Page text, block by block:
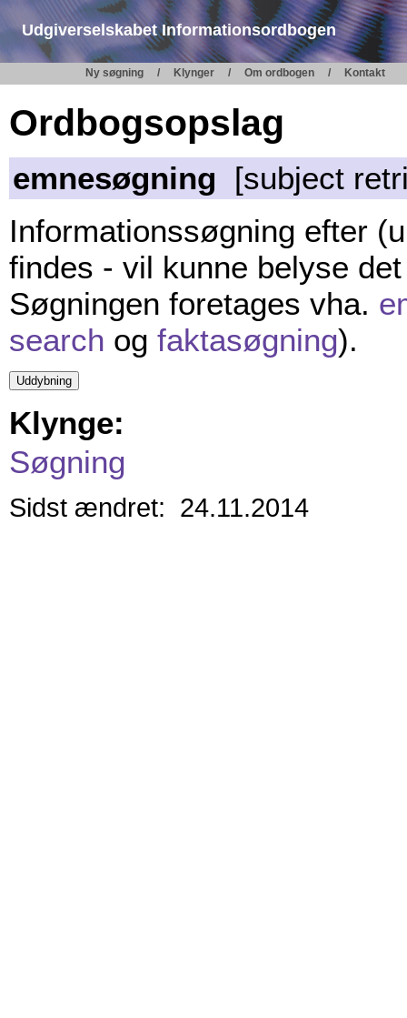
Udgiverselskabet Informationsordbogen
Ny søgning Klynger Om ordbogen Kontakt
Ordbogsopslag
emnesøgning [subject
Informationssøgning efter
findes - vil kunne belyse
Søgningen foretages vha.
search og faktasøgning).
Klynge:
Søgning
Sidst ændret: 24.11.2014